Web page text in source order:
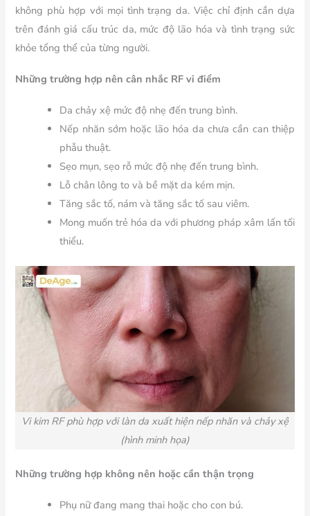
không phù hợp với mọi tình trạng da. Việc chỉ định cần dựa
trên đánh giá cấu trúc da, mức độ lão hóa và tình trạng sức
khỏe tổng thể của từng người.
Những trường hợp nên cân nhắc RF vi điểm
Da chảy xệ mức độ nhẹ đến trung bình.
Nếp nhăn sớm hoặc lão hóa da chưa cần can thiệp
phẫu thuật.
Sẹo mụn, sẹo rỗ mức độ nhẹ đến trung bình.
Lỗ chân lông to và bề mặt da kém mịn.
Tăng sắc tố, nám và tăng sắc tố sau viêm.
Mong muốn trẻ hóa da với phương pháp xâm lấn tối
thiểu.
Vi kim RF phù hợp với làn da xuất hiện nếp nhăn và chảy xệ
(hình minh họa)
Những trường hợp không nên hoặc cần thận trọng
Phụ nữ đang mang thai hoặc cho con bú.